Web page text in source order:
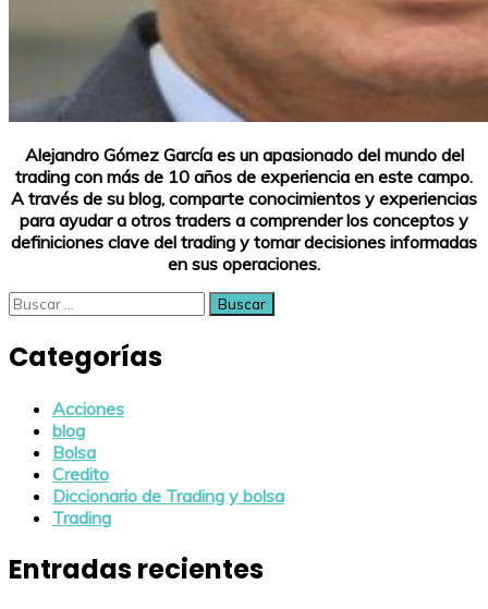
Alejandro Gómez García es un apasionado del mundo del
trading con más de 10 años de experiencia en este campo.
A través de su blog, comparte conocimientos y experiencias
para ayudar a otros traders a comprender los conceptos y
definiciones clave del trading y tomar decisiones informadas
en sus operaciones.
Buscar:
Categorías
Acciones
blog
Bolsa
Credito
Diccionario de Trading y bolsa
Trading
Entradas recientes